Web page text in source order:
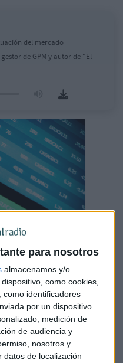
para nosotros
almacenamos y/o
como cookies,
como identificadores
por un dispositivo
medición de
de audiencia y
nosotros y
datos de localización
del mercado
de GPM y autor de "El
en el mercado
principal referencia
festivo, no descansa
gestor de GPM